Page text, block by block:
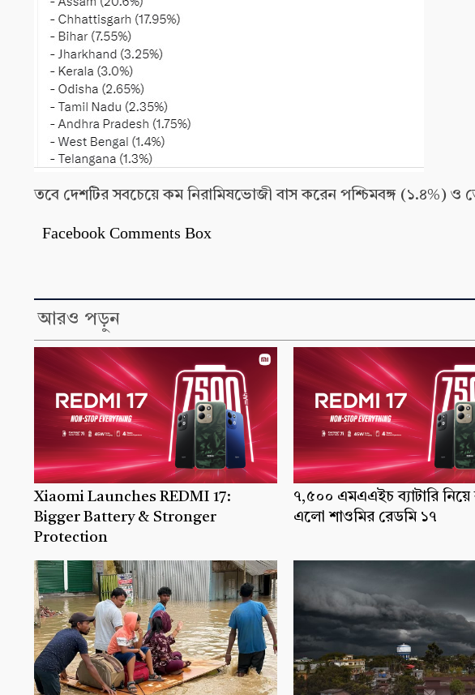
তবে দেশটির সবচেয়ে কম নিরামিষভোজী বাস করেন পশ্চিমবঙ্গ (১.৪%) ও
Facebook Comments Box
আরও পড়ুন
Xiaomi Launches REDMI 17:
Bigger Battery & Stronger
Protection
৭,৫০০ এমএএইচ ব্যাটারি নিয়ে
এলো শাওমির রেডমি ১৭